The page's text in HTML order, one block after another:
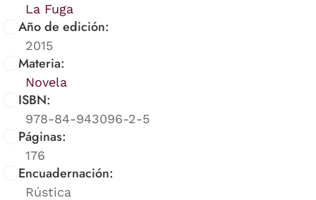
La Fuga
Año de edición:
2015
Materia:
Novela
ISBN:
978-84-943096-2-5
Páginas:
176
Encuadernación:
Rústica